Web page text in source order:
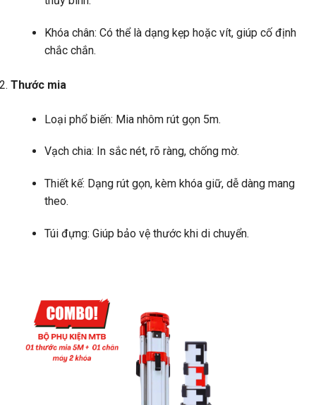
Khóa chân: Có thể là dạng kẹp hoặc vít, giúp cố định
chắc chắn.
Thước mia
Loại phổ biến: Mia nhôm rút gọn 5m.
Vạch chia: In sắc nét, rõ ràng, chống mờ.
Thiết kế: Dạng rút gọn, kèm khóa giữ, dễ dàng mang
theo.
Túi đựng: Giúp bảo vệ thước khi di chuyển.